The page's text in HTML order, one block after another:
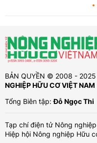
BẢN QUYỀN © 2008 - 2025
NGHIỆP HỮU CƠ VIỆT NAM
Tổng Biên tập:Đỗ Ngọc Thi
Tạp chí điện tử Nông
Hiệp hội Nông nghiệp Hữu